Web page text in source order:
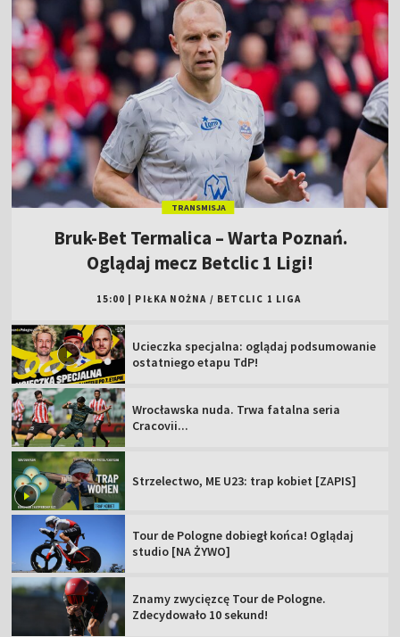
TRANSMISJA
Bruk-Bet Termalica – Warta Poznań.
Oglądaj mecz Betclic 1 Ligi!
15:00 PIŁKA NOŻNA / BETCLIC 1 LIGA
Ucieczka specjalna: oglądaj podsumowanie
ostatniego etapu TdP!
Wrocławska nuda. Trwa fatalna seria
Cracovii...
Strzelectwo, ME U23: trap kobiet [ZAPIS]
Tour de Pologne dobiegł końca! Oglądaj
studio [NA ŻYWO]
Znamy zwycięzcę Tour de Pologne.
Zdecydowało 10 sekund!